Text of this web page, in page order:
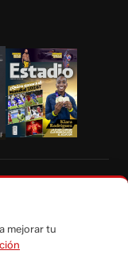
de Vistazo.com.
mejorar tu